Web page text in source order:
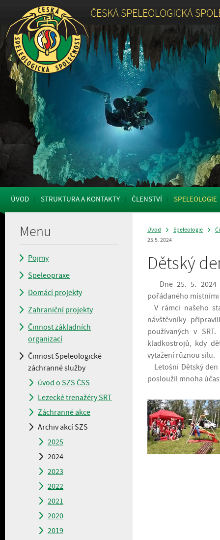
ČESKÁ SPELEOLOGICKÁ
ÚVOD STRUKTURA A KONTAKTY ČLENSTVÍ SPELEOLOGIE
Menu
Pojmy
Speleopraxe
Domácí projekty
Zahraniční projekty
Činnost základních
organizací
Činnost Speleologické
záchranné služby
úvod o SZS ČSS
Lezecké trenažéry SRT
Záchranné akce
Archiv akcí SZS
2025
2024
2023
2022
2021
2020
2019
Úvod Speleologie
25.5. 2024
Dětský
Dne 25. 5. 2024
pořádaného
V rámci našeho
návštěvníky
používaných v
kladkostrojů, kdy
vytažení různou sílu.
Letošní Dětský
posloužil mnoha